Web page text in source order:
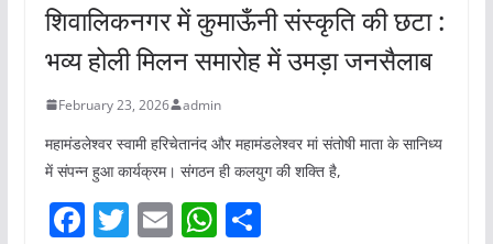
शिवालिकनगर में कुमाऊँनी संस्कृति की छटा :
भव्य होली मिलन समारोह में उमड़ा जनसैलाब
February 23, 2026 admin
महामंडलेश्वर स्वामी हरिचेतानंद और महामंडलेश्वर मां संतोषी माता के सानिध्य
में संपन्न हुआ कार्यक्रम। संगठन ही कलयुग की शक्ति है,
F T E W S